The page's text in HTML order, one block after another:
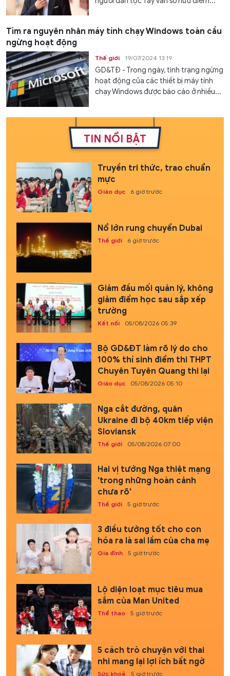
Tìm ra nguyên nhân máy tính chạy Windows toàn cầu
ngừng hoạt động
Thế giới 19/07/2024 13:19
GD&TĐ - Trong ngày, tình trạng ngừng
hoạt động của các thiết bị máy tính
chạy Windows được báo cáo ở nhiều...
TIN NỔI BẬT
Truyền tri thức, trao chuẩn
mực
Giáo dục 6 giờ trước
Nổ lớn rung chuyển Dubai
Thế giới 6 giờ trước
Giảm đầu mối quản lý, không
giảm điểm học sau sắp xếp
trường
Kết nối 05/08/2026 05:39
Bộ GD&ĐT làm rõ lý do cho
100% thí sinh điểm thi THPT
Chuyên Tuyên Quang thi lại
Giáo dục 05/08/2026 05:10
Nga cắt đường, quân
Ukraine đi bộ 40km tiếp viện
Sloviansk
Thế giới 05/08/2026 07:00
Hai vị tướng Nga thiệt mạng
'trong những hoàn cảnh
chưa rõ'
Thế giới 5 giờ trước
3 điều tưởng tốt cho con
hóa ra là sai lầm của cha mẹ
Gia đình 5 giờ trước
Lộ diện loạt mục tiêu mua
sắm của Man United
Thể thao 5 giờ trước
5 cách trò chuyện với thai
nhi mang lại lợi ích bất ngờ
Sức khoẻ 5 giờ trước